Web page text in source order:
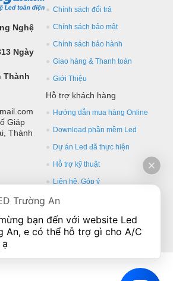
Nghệ
Ngày
Thành
Giáp
Thành
Chính sách đổi trả
Chính sách bảo mật
Chính sách bảo hành
Giao hàng & Thanh toán
Giới Thiệu
Hỗ trợ khách hàng
Hướng dẫn mua hàng Online
Download phần mềm Led
Dự án Led đã thực hiện
Hỗ trợ kỹ thuật
Liên hệ, Góp ý
Trường An
bạn đến với website Led
An, e có thể hỗ trợ gì cho A/C